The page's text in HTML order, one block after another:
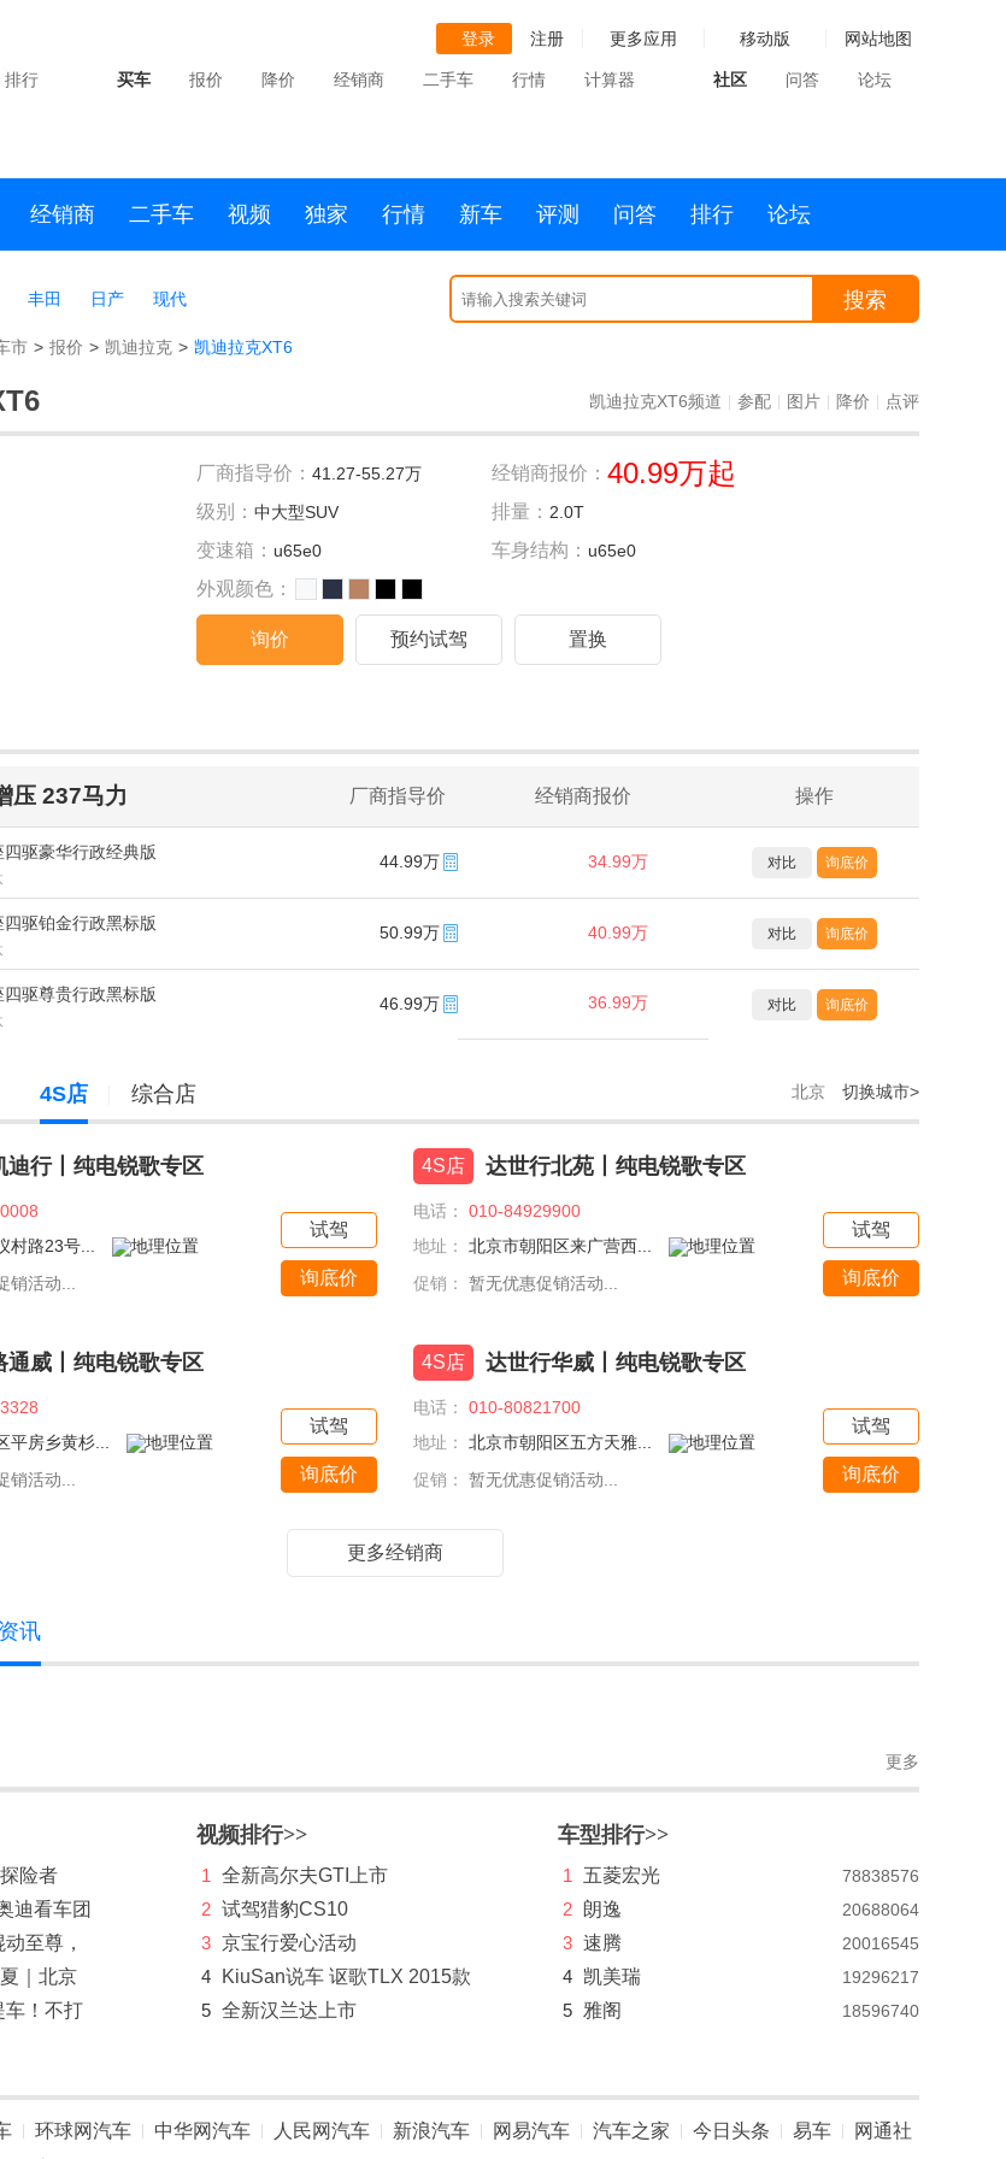
登录 注册 更多应用 移动版 网站地图
排行 买车 报价 降价 经销商 二手车 行情 计算器 社区 问答 论坛
经销商 二手车 视频 独家 行情 新车 评测 问答 排行 论坛
丰田 日产 现代 搜索
市 > 报价 > 凯迪拉克 > 凯迪拉克XT6
凯迪拉克XT6频道 参配 图片 降价 点评
厂商指导价： 41.27-55.27万 经销商报价： 40.99万起
级别： 中大型SUV 排量： 2.0T
变速箱： u65e0 车身结构： u65e0
外观颜色：
询价 预约试驾 置换
压 237马力 厂商指导价 经销商报价 操作
驱豪华行政经典版
44.99万 34.99万 对比 询底价
驱铂金行政黑标版
50.99万 40.99万 对比 询底价
驱尊贵行政黑标版
46.99万 36.99万 对比 询底价
北京 切换城市>
4S店 综合店
迪行丨纯电锐歌专区
村路23号...
销活动...
试驾
询底价
4S店 达世行北苑丨纯电锐歌专区
电话：
010-84929900
地址：
北京市朝阳区来广营西...
促销：
暂无优惠促销活动...
试驾
询底价
通威丨纯电锐歌专区
平房乡黄杉...
销活动...
试驾
询底价
4S店 达世行华威丨纯电锐歌专区
电话：
010-80821700
地址：
北京市朝阳区五方天雅...
促销：
暂无优惠促销活动...
试驾
询底价
更多经销商
讯
更多
险者
迪看车团
至尊，
｜北京
车！不打
视频排行>>
1
全新高尔夫GTI上市
2 试驾猎豹CS10
3 京宝行爱心活动
4
KiuSan说车 讴歌TLX 2015款
5 全新汉兰达上市
车型排行>>
1 五菱宏光 78838576
2 朗逸 20688064
3 速腾 20016545
4 凯美瑞 19296217
5 雅阁 18596740
环球网汽车 中华网汽车 人民网汽车 新浪汽车 网易汽车 汽车之家 今日头条 易车
网通社